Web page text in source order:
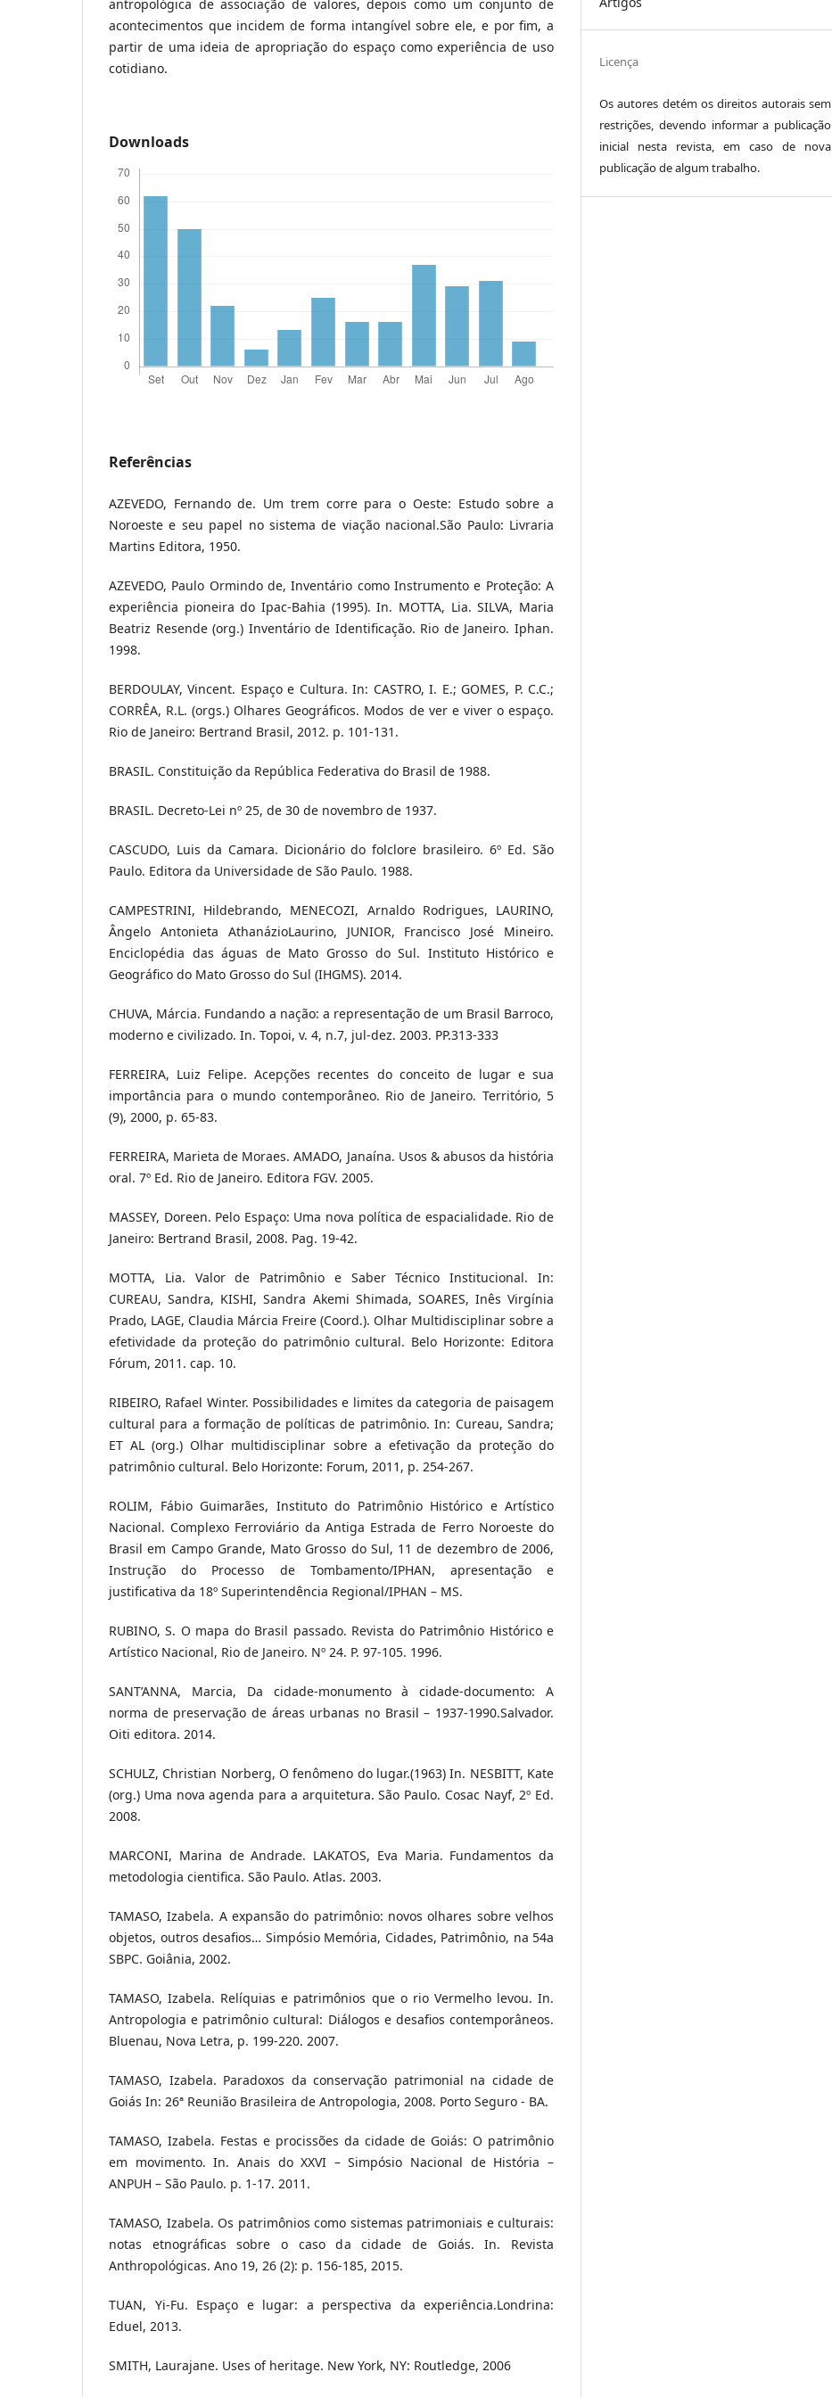
antropológica de associação de valores, depois como um conjunto de
acontecimentos que incidem de forma intangível sobre ele, e por fim, a
partir de uma ideia de apropriação do espaço como experiência de uso
cotidiano.
Downloads
Referências
AZEVEDO, Fernando de. Um trem corre para o Oeste: Estudo sobre a
Noroeste e seu papel no sistema de viação nacional.São Paulo: Livraria
Martins Editora, 1950.
AZEVEDO, Paulo Ormindo de, Inventário como Instrumento e Proteção: A
experiência pioneira do Ipac-Bahia (1995). In. MOTTA, Lia. SILVA, Maria
Beatriz Resende (org.) Inventário de Identificação. Rio de Janeiro. Iphan.
1998.
BERDOULAY, Vincent. Espaço e Cultura. In: CASTRO, I. E.; GOMES, P. C.C.;
CORRÊA, R.L. (orgs.) Olhares Geográficos. Modos de ver e viver o espaço.
Rio de Janeiro: Bertrand Brasil, 2012. p. 101-131.
BRASIL. Constituição da República Federativa do Brasil de 1988.
BRASIL. Decreto-Lei nº 25, de 30 de novembro de 1937.
CASCUDO, Luis da Camara. Dicionário do folclore brasileiro. 6º Ed. São
Paulo. Editora da Universidade de São Paulo. 1988.
CAMPESTRINI, Hildebrando, MENECOZI, Arnaldo Rodrigues, LAURINO,
Ângelo Antonieta AthanázioLaurino, JUNIOR, Francisco José Mineiro.
Enciclopédia das águas de Mato Grosso do Sul. Instituto Histórico e
Geográfico do Mato Grosso do Sul (IHGMS). 2014.
CHUVA, Márcia. Fundando a nação: a representação de um Brasil Barroco,
moderno e civilizado. In. Topoi, v. 4, n.7, jul-dez. 2003. PP.313-333
FERREIRA, Luiz Felipe. Acepções recentes do conceito de lugar e sua
importância para o mundo contemporâneo. Rio de Janeiro. Território, 5
(9), 2000, p. 65-83.
FERREIRA, Marieta de Moraes. AMADO, Janaína. Usos & abusos da história
oral. 7º Ed. Rio de Janeiro. Editora FGV. 2005.
MASSEY, Doreen. Pelo Espaço: Uma nova política de espacialidade. Rio de
Janeiro: Bertrand Brasil, 2008. Pag. 19-42.
MOTTA, Lia. Valor de Patrimônio e Saber Técnico Institucional. In:
CUREAU, Sandra, KISHI, Sandra Akemi Shimada, SOARES, Inês Virgínia
Prado, LAGE, Claudia Márcia Freire (Coord.). Olhar Multidisciplinar sobre a
efetividade da proteção do patrimônio cultural. Belo Horizonte: Editora
Fórum, 2011. cap. 10.
RIBEIRO, Rafael Winter. Possibilidades e limites da categoria de paisagem
cultural para a formação de políticas de patrimônio. In: Cureau, Sandra;
ET AL (org.) Olhar multidisciplinar sobre a efetivação da proteção do
patrimônio cultural. Belo Horizonte: Forum, 2011, p. 254-267.
ROLIM, Fábio Guimarães, Instituto do Patrimônio Histórico e Artístico
Nacional. Complexo Ferroviário da Antiga Estrada de Ferro Noroeste do
Brasil em Campo Grande, Mato Grosso do Sul, 11 de dezembro de 2006,
Instrução do Processo de Tombamento/IPHAN, apresentação e
justificativa da 18º Superintendência Regional/IPHAN – MS.
RUBINO, S. O mapa do Brasil passado. Revista do Patrimônio Histórico e
Artístico Nacional, Rio de Janeiro. Nº 24. P. 97-105. 1996.
SANT’ANNA, Marcia, Da cidade-monumento à cidade-documento: A
norma de preservação de áreas urbanas no Brasil – 1937-1990.Salvador.
Oiti editora. 2014.
SCHULZ, Christian Norberg, O fenômeno do lugar.(1963) In. NESBITT, Kate
(org.) Uma nova agenda para a arquitetura. São Paulo. Cosac Nayf, 2º Ed.
2008.
MARCONI, Marina de Andrade. LAKATOS, Eva Maria. Fundamentos da
metodologia cientifica. São Paulo. Atlas. 2003.
TAMASO, Izabela. A expansão do patrimônio: novos olhares sobre velhos
objetos, outros desafios… Simpósio Memória, Cidades, Patrimônio, na 54a
SBPC. Goiânia, 2002.
TAMASO, Izabela. Relíquias e patrimônios que o rio Vermelho levou. In.
Antropologia e patrimônio cultural: Diálogos e desafios contemporâneos.
Bluenau, Nova Letra, p. 199-220. 2007.
TAMASO, Izabela. Paradoxos da conservação patrimonial na cidade de
Goiás In: 26ª Reunião Brasileira de Antropologia, 2008. Porto Seguro - BA.
TAMASO, Izabela. Festas e procissões da cidade de Goiás: O patrimônio
em movimento. In. Anais do XXVI – Simpósio Nacional de História –
ANPUH – São Paulo. p. 1-17. 2011.
TAMASO, Izabela. Os patrimônios como sistemas patrimoniais e culturais:
notas etnográficas sobre o caso da cidade de Goiás. In. Revista
Anthropológicas. Ano 19, 26 (2): p. 156-185, 2015.
TUAN, Yi-Fu. Espaço e lugar: a perspectiva da experiência.Londrina:
Eduel, 2013.
SMITH, Laurajane. Uses of heritage. New York, NY: Routledge, 2006
Licença
Os autores detém os direitos autorais sem
restrições, devendo informar a publicação
inicial nesta revista, em caso de nova
publicação de algum trabalho.